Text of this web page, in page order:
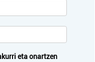
eta onartzen